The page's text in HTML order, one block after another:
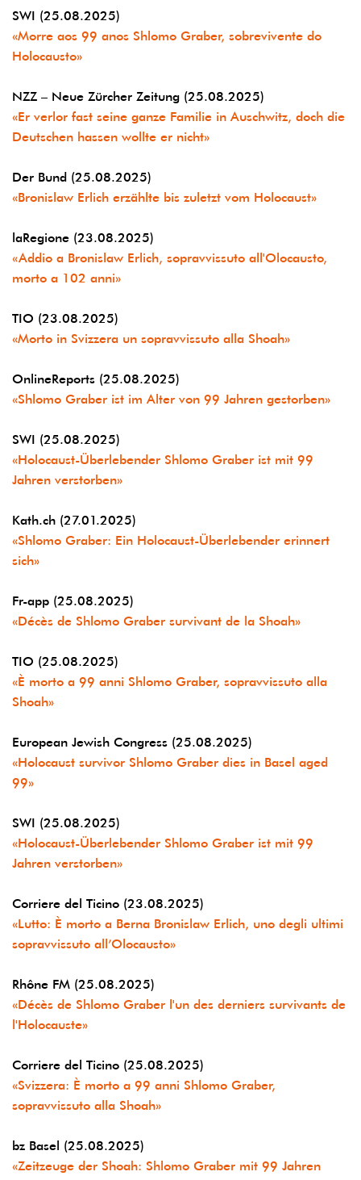
SWI (25.08.2025)
«Morre aos 99 anos Shlomo Graber, sobrevivente do
Holocausto»
NZZ – Neue Zürcher Zeitung (25.08.2025)
«Er verlor fast seine ganze Familie in Auschwitz, doch die
Deutschen hassen wollte er nicht»
Der Bund (25.08.2025)
«Bronislaw Erlich erzählte bis zuletzt vom Holocaust»
laRegione (23.08.2025)
«Addio a Bronislaw Erlich, sopravvissuto all'Olocausto,
morto a 102 anni»
TIO (23.08.2025)
«Morto in Svizzera un sopravvissuto alla Shoah»
OnlineReports (25.08.2025)
«Shlomo Graber ist im Alter von 99 Jahren gestorben»
SWI (25.08.2025)
«Holocaust-Überlebender Shlomo Graber ist mit 99
Jahren verstorben»
Kath.ch (27.01.2025)
«Shlomo Graber: Ein Holocaust-Überlebender erinnert
sich»
Fr-app (25.08.2025)
«Décès de Shlomo Graber survivant de la Shoah»
TIO (25.08.2025)
«È morto a 99 anni Shlomo Graber, sopravvissuto alla
Shoah»
European Jewish Congress (25.08.2025)
«Holocaust survivor Shlomo Graber dies in Basel aged
99»
SWI (25.08.2025)
«Holocaust-Überlebender Shlomo Graber ist mit 99
Jahren verstorben»
Corriere del Ticino (23.08.2025)
«Lutto: È morto a Berna Bronislaw Erlich, uno degli ultimi
sopravvissuto all’Olocausto»
Rhône FM (25.08.2025)
«Décès de Shlomo Graber l'un des derniers survivants de
l'Holocauste»
Corriere del Ticino (25.08.2025)
«Svizzera: È morto a 99 anni Shlomo Graber,
sopravvissuto alla Shoah»
bz Basel (25.08.2025)
«Zeitzeuge der Shoah: Shlomo Graber mit 99 Jahren